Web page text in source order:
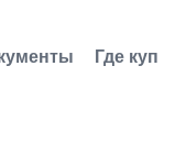
Где